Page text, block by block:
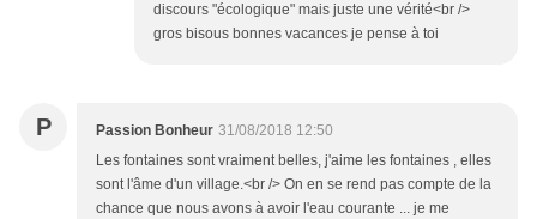
discours "écologique" mais juste une vérité<br />
gros bisous bonnes vacances je pense à toi
P Passion Bonheur 31/08/2018 12:50
Les fontaines sont vraiment belles, j'aime les fontaines , elles
sont l'âme d'un village.<br /> On en se rend pas compte de la
chance que nous avons à avoir l'eau courante ... je me